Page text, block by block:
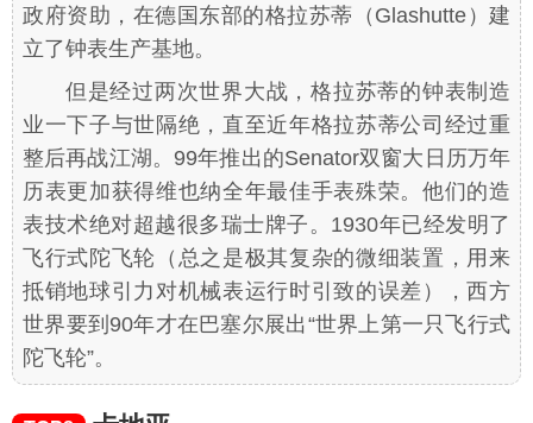
政府资助，在德国东部的格拉苏蒂（Glashutte）建
立了钟表生产基地。
但是经过两次世界大战，格拉苏蒂的钟表制造
业一下子与世隔绝，直至近年格拉苏蒂公司经过重
整后再战江湖。99年推出的Senator双窗大日历万年
历表更加获得维也纳全年最佳手表殊荣。他们的造
表技术绝对超越很多瑞士牌子。1930年已经发明了
飞行式陀飞轮（总之是极其复杂的微细装置，用来
抵销地球引力对机械表运行时引致的误差），西方
世界要到90年才在巴塞尔展出“世界上第一只飞行式
陀飞轮”。